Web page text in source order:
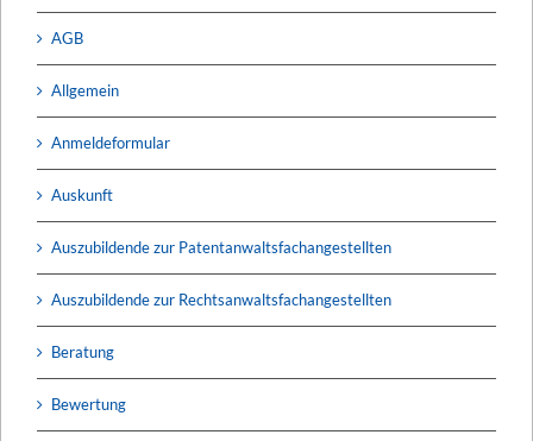
AGB
Allgemein
Anmeldeformular
Auskunft
Auszubildende zur Patentanwaltsfachangestellten
Auszubildende zur Rechtsanwaltsfachangestellten
Beratung
Bewertung